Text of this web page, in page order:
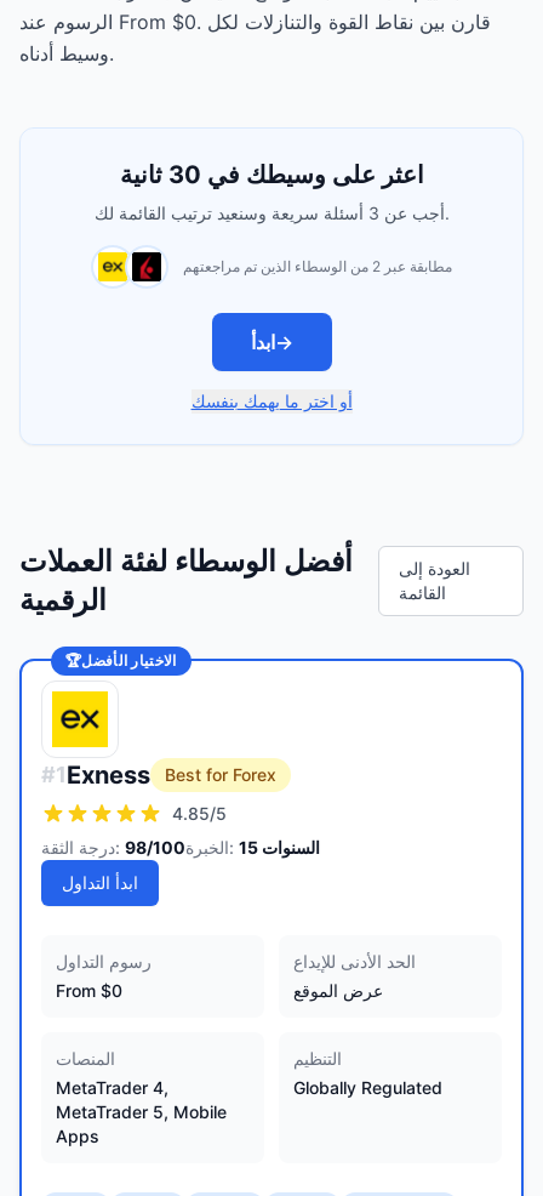
الرسوم عند From $0. قارن بين نقاط القوة والتنازلات لكل
وسيط أدناه.
اعثر على وسيطك في 30 ثانية
أجب عن 3 أسئلة سريعة وسنعيد ترتيب القائمة لك.
مطابقة عبر 2 من الوسطاء الذين تم مراجعتهم
ابدأ→
أو اختر ما يهمك بنفسك
أفضل الوسطاء لفئة العملات
الرقمية
العودة إلى
القائمة
🏆الاختيار الأفضل
#1Exness
Best for Forex
4.85/5
درجة الثقة: 98/100 الخبرة: 15 السنوات
ابدأ التداول
رسوم التداول
From $0
الحد الأدنى للإيداع
عرض الموقع
المنصات
MetaTrader 4,
MetaTrader 5, Mobile
Apps
التنظيم
Globally Regulated